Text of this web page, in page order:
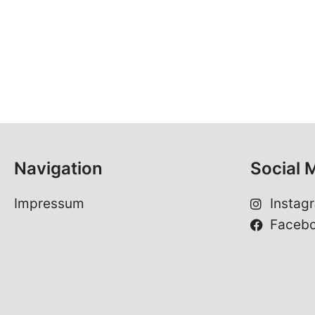
Navigation
Impressum
Social